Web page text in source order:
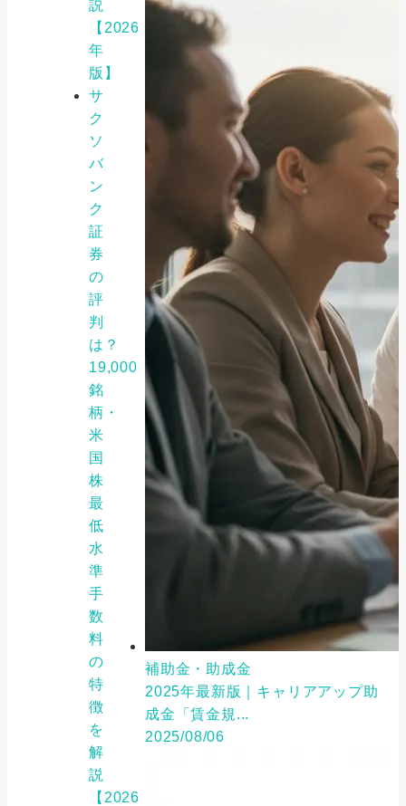
説
【2026
年
版】
サ
ク
ソ
バ
ン
ク
証
券
の
評
判
は？
19,000
銘
柄・
米
国
株
最
低
水
準
手
数
料
の
特
徴
を
解
説
【2026
補助金・助成金
2025年最新版｜キャリアアップ助
成金「賃金規...
2025/08/06